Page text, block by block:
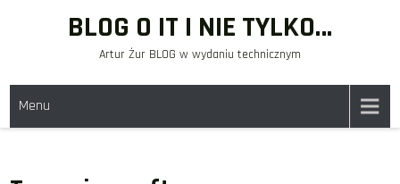
BLOG O IT I NIE TYLKO…
Artur Żur BLOG w wydaniu technicznym
Menu